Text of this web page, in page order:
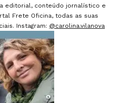
editorial, conteúdo jornalístico e
Frete Oficina, todas as suas
Instagram: @carolina.vilanova